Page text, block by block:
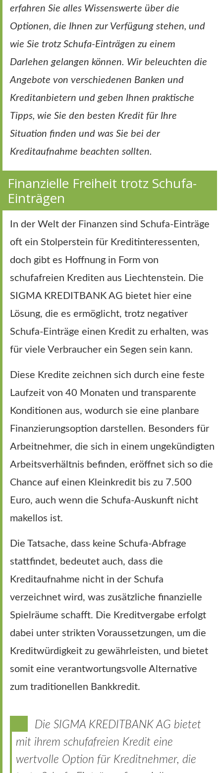
erfahren Sie alles Wissenswerte über die
Optionen, die Ihnen zur Verfügung stehen, und
wie Sie trotz Schufa-Einträgen zu einem
Darlehen gelangen können. Wir beleuchten die
Angebote von verschiedenen Banken und
Kreditanbietern und geben Ihnen praktische
Tipps, wie Sie den besten Kredit für Ihre
Situation finden und was Sie bei der
Kreditaufnahme beachten sollten.
Finanzielle Freiheit trotz Schufa-
Einträgen
In der Welt der Finanzen sind Schufa-Einträge
oft ein Stolperstein für Kreditinteressenten,
doch gibt es Hoffnung in Form von
schufafreien Krediten aus Liechtenstein. Die
SIGMA KREDITBANK AG bietet hier eine
Lösung, die es ermöglicht, trotz negativer
Schufa-Einträge einen Kredit zu erhalten, was
für viele Verbraucher ein Segen sein kann.
Diese Kredite zeichnen sich durch eine feste
Laufzeit von 40 Monaten und transparente
Konditionen aus, wodurch sie eine planbare
Finanzierungsoption darstellen. Besonders für
Arbeitnehmer, die sich in einem ungekündigten
Arbeitsverhältnis befinden, eröffnet sich so die
Chance auf einen Kleinkredit bis zu 7.500
Euro, auch wenn die Schufa-Auskunft nicht
makellos ist.
Die Tatsache, dass keine Schufa-Abfrage
stattfindet, bedeutet auch, dass die
Kreditaufnahme nicht in der Schufa
verzeichnet wird, was zusätzliche finanzielle
Spielräume schafft. Die Kreditvergabe erfolgt
dabei unter strikten Voraussetzungen, um die
Kreditwürdigkeit zu gewährleisten, und bietet
somit eine verantwortungsvolle Alternative
zum traditionellen Bankkredit.
Die SIGMA KREDITBANK AG bietet
mit ihrem schufafreien Kredit eine
wertvolle Option für Kreditnehmer, die